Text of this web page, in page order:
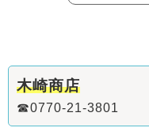
木崎商店
☎0770-21-3801